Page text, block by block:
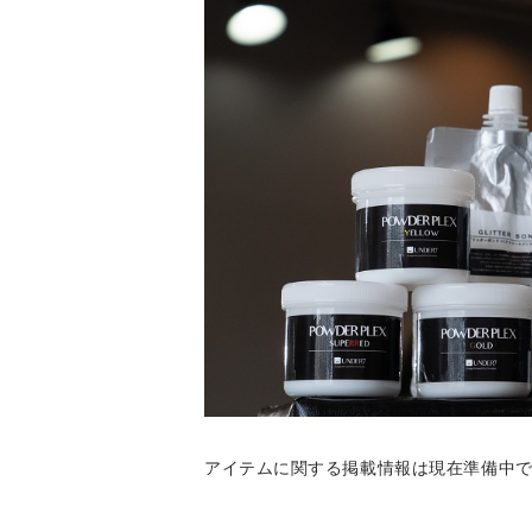
アイテムに関する掲載情報は現在準備中